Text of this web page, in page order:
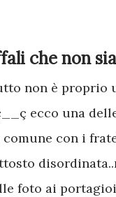
che non
non è proprio
ecco una
comune con i
foto ai